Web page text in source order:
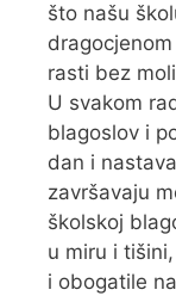
što našu
rasti bez
U svakom
blagoslov i
dan i
završavaju
školskoj
u miru i
i obogatile